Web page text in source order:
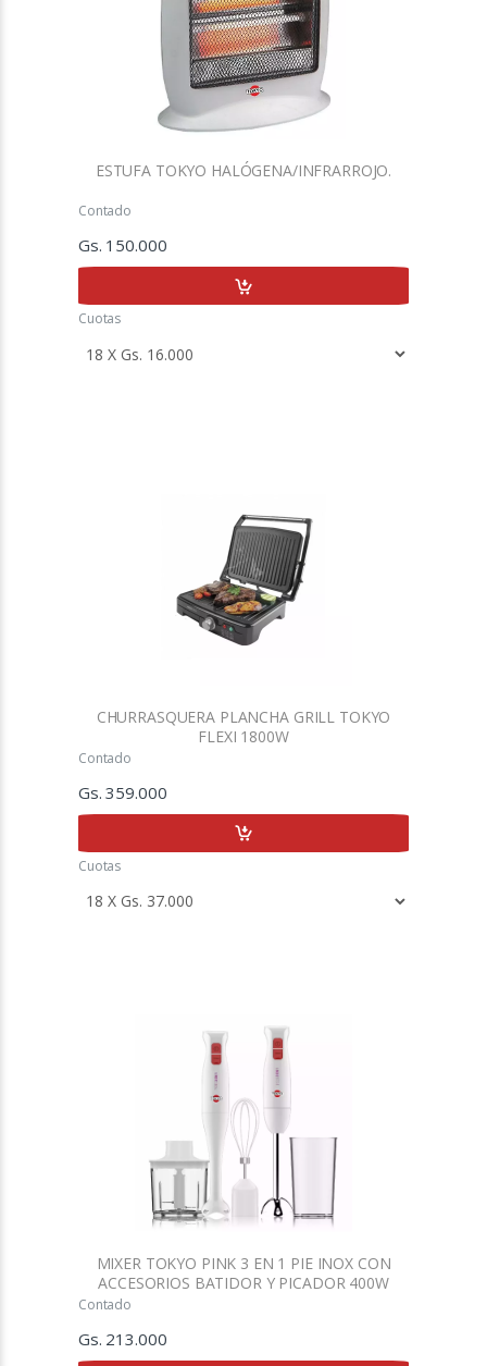
ESTUFA TOKYO HALÓGENA/INFRARROJO.
Contado
Gs. 150.000
Cuotas
CHURRASQUERA PLANCHA GRILL TOKYO
FLEXI 1800W
Contado
Gs. 359.000
Cuotas
MIXER TOKYO PINK 3 EN 1 PIE INOX CON
ACCESORIOS BATIDOR Y PICADOR 400W
Contado
Gs. 213.000